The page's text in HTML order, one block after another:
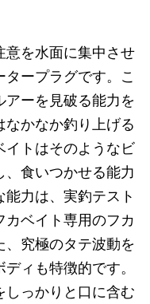
意を水面に集中させ
ープラグです。こ
ーを見破る能力を
かなか釣り上げる
イトはそのようなビ
、食いつかせる能力
力は、実釣テスト
カベイト専用のフカ
、究極のタテ波動を
ィも特徴的です。
しっかりと口に含む